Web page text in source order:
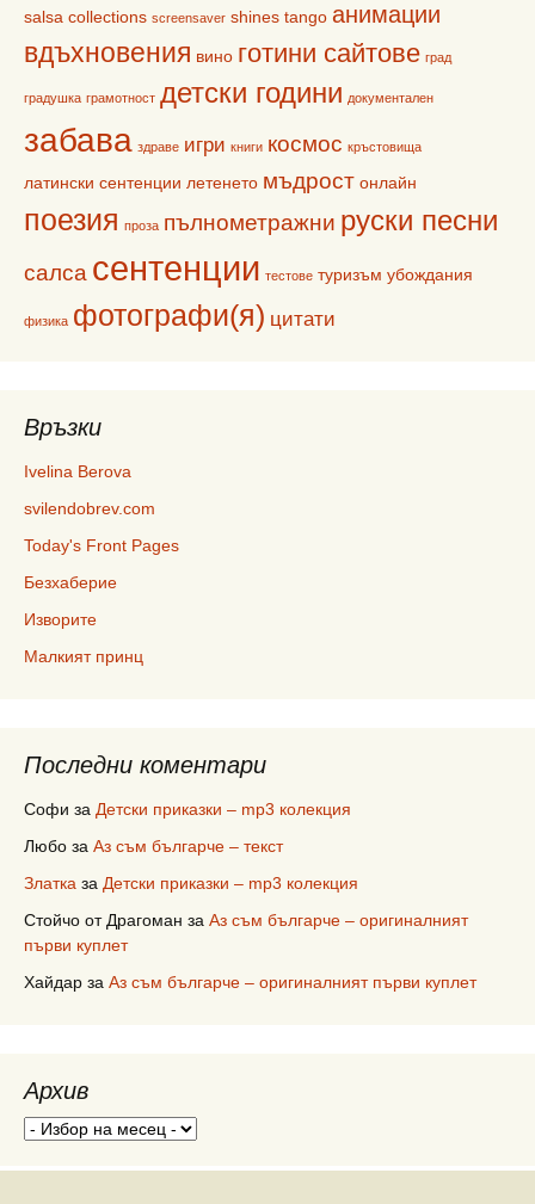
salsa collections screensaver shines tango анимации
вдъхновения вино готини сайтове град
градушка грамотност детски години документален
забава здраве игри книги космос кръстовища
латински сентенции летенето мъдрост онлайн
поезия проза пълнометражни руски песни
салса сентенции тестове туризъм убождания
физика фотографи(я) цитати
Връзки
Ivelina Berova
svilendobrev.com
Today's Front Pages
Безхаберие
Изворите
Малкият принц
Последни коментари
Софи за Детски приказки – mp3 колекция
Любо за Аз съм българче – текст
Златка за Детски приказки – mp3 колекция
Стойчо от Драгоман за Аз съм българче – оригиналният
първи куплет
Хайдар за Аз съм българче – оригиналният първи куплет
Архив
Архив